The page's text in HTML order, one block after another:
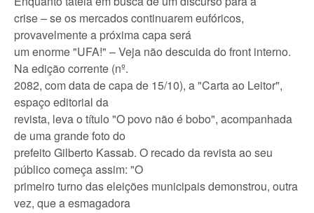
crise – se os mercados continuarem eufóricos,
provavelmente a próxima capa será
um enorme "UFA!" – Veja não descuida do front interno.
Na edição corrente (nº.
2082, com data de capa de 15/10), a "Carta ao Leitor",
espaço editorial da
revista, leva o título "O povo não é bobo", acompanhada
de uma grande foto do
prefeito Gilberto Kassab. O recado da revista ao seu
público começa assim: "O
primeiro turno das eleições municipais demonstrou, outra
vez, que a esmagadora